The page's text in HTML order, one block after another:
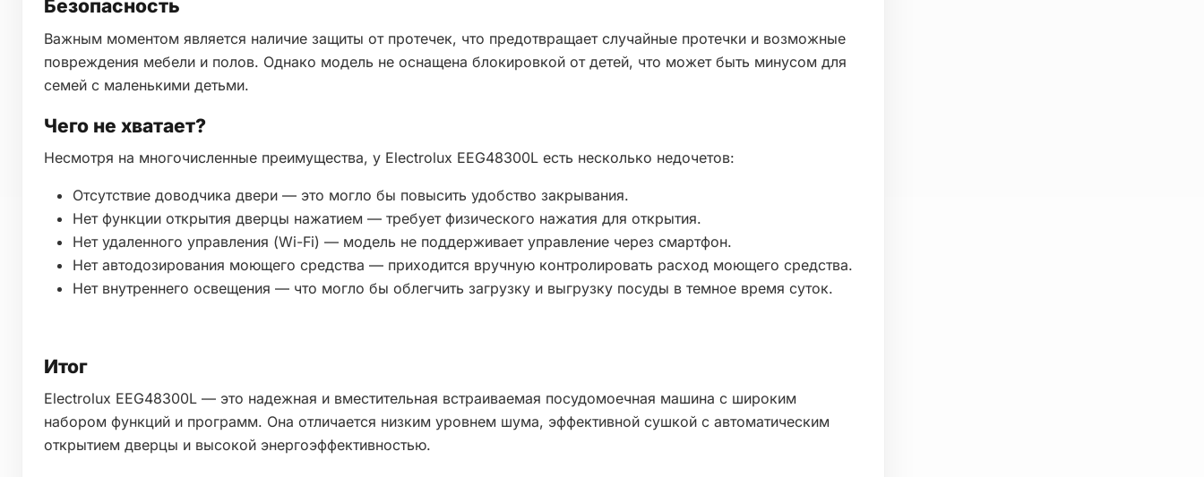
Безопасность
Важным моментом является наличие защиты от протечек, что предотвращает случайные протечки и возможные
повреждения мебели и полов. Однако модель не оснащена блокировкой от детей, что может быть минусом для
семей с маленькими детьми.
Чего не хватает?
Несмотря на многочисленные преимущества, у Electrolux EEG48300L есть несколько недочетов:
Отсутствие доводчика двери — это могло бы повысить удобство закрывания.
Нет функции открытия дверцы нажатием — требует физического нажатия для открытия.
Нет удаленного управления (Wi-Fi) — модель не поддерживает управление через смартфон.
Нет автодозирования моющего средства — приходится вручную контролировать расход моющего средства.
Нет внутреннего освещения — что могло бы облегчить загрузку и выгрузку посуды в темное время суток.
Итог
Electrolux EEG48300L — это надежная и вместительная встраиваемая посудомоечная машина с широким
набором функций и программ. Она отличается низким уровнем шума, эффективной сушкой с автоматическим
открытием дверцы и высокой энергоэффективностью.